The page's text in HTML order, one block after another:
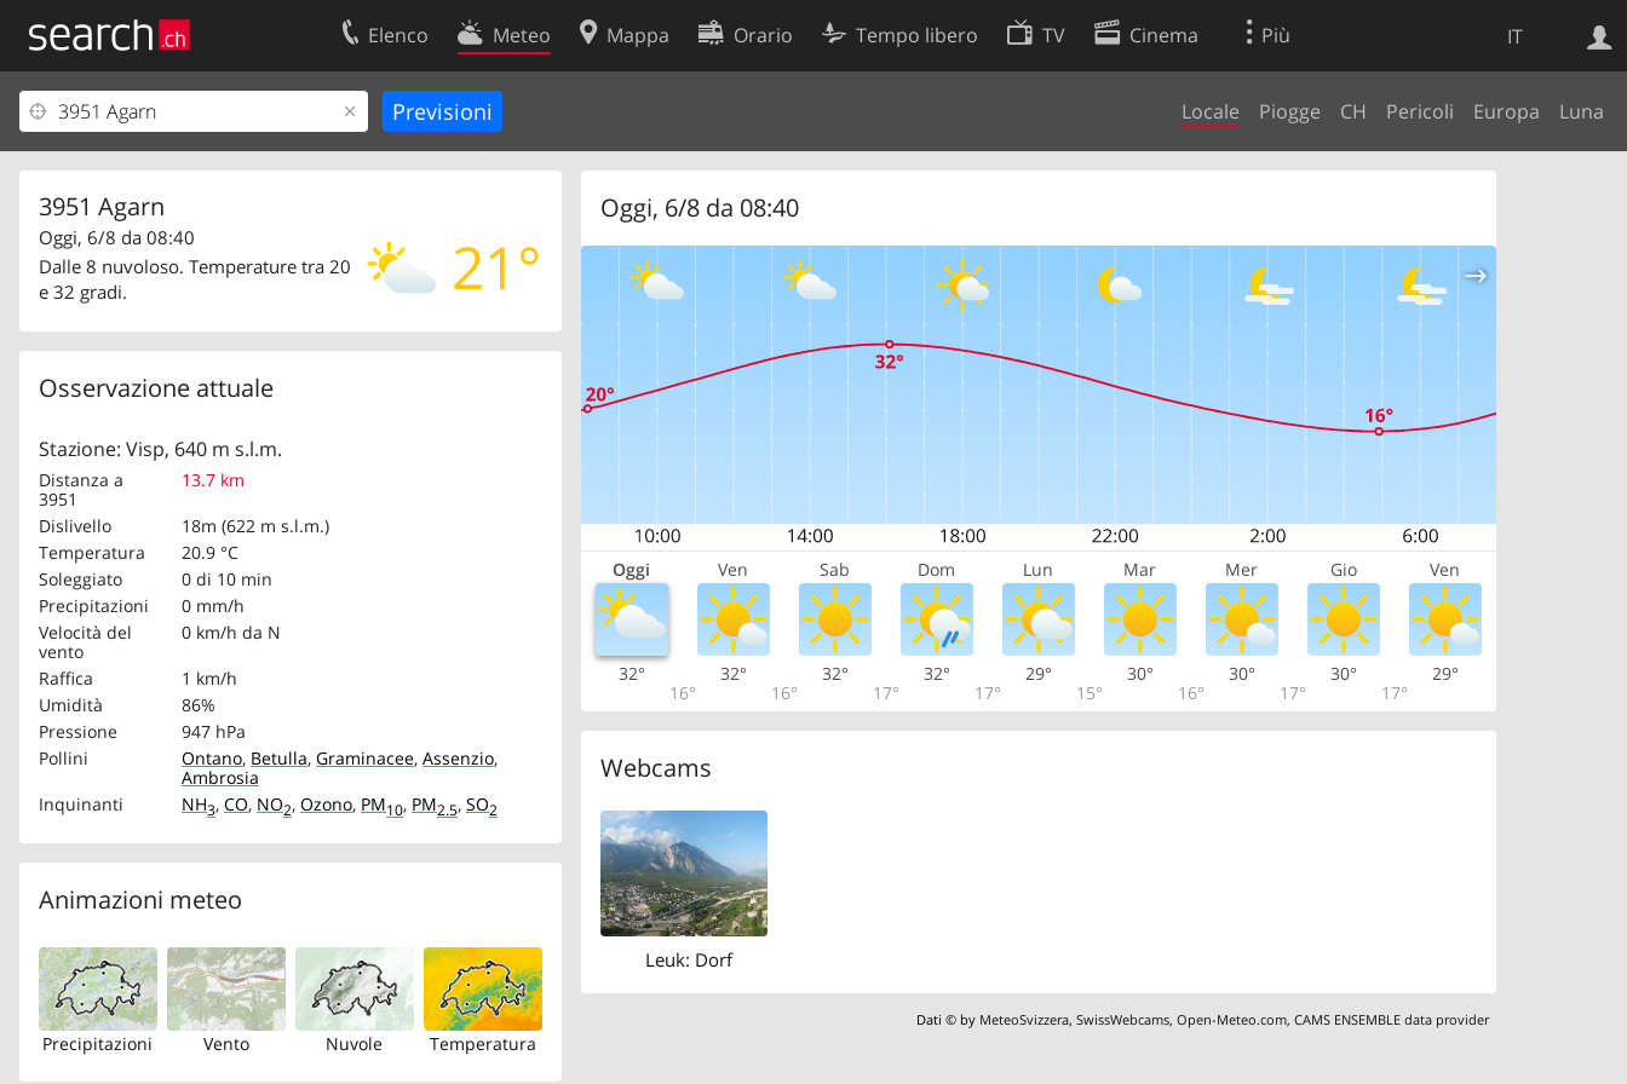
IT
Elenco Meteo Mappa Orario Tempo libero TV Cinema Più
Locale Piogge CH Pericoli Europa Luna
3951 Agarn
21°
Oggi, 6/8 da 08:40
Dalle 8 nuvoloso. Temperature tra 20
e 32 gradi.
Osservazione attuale
Stazione: Visp, 640 m s.l.m.
Distanza a
3951
13.7 km
Dislivello
18m (622 m s.l.m.)
Temperatura
20.9 °C
Soleggiato
0 di 10 min
Precipitazioni
0 mm/h
Velocità del
vento
0 km/h da N
Raffica
1 km/h
Umidità
86%
Pressione
947 hPa
Pollini
Ontano, Betulla, Graminacee, Assenzio,
Ambrosia
Inquinanti
NH3, CO, NO2, Ozono, PM10, PM2.5, SO2
Animazioni meteo
Precipitazioni Vento Nuvole Temperatura
Oggi, 6/8 da 08:40
Oggi Ven Sab Dom Lun Mar Mer Gio Ven
32°
16°
32°
16°
32°
17°
32°
17°
29°
15°
30°
16°
30°
17°
30°
17°
29°
Webcams
Leuk: Dorf
Dati © by MeteoSvizzera,SwissWebcams,Open-Meteo.com,CAMS ENSEMBLE data provider
Ricerca Web
Il vostro profolio
Area clienti
Contatti
Condizioni d’uso
Preferenze cookie